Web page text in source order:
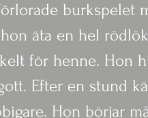
burkspelet
äta en hel
för henne. Hon
Efter en stund
Hon börjar